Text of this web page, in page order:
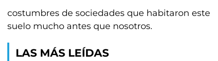
costumbres de sociedades que habitaron este
suelo mucho antes que nosotros.
LAS MÁS LEÍDAS